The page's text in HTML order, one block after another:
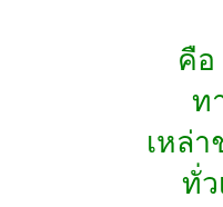
คือ
ท
เหล่
ทั่ว